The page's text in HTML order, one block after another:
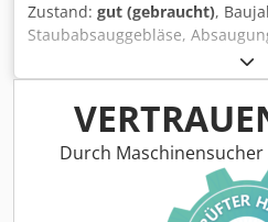
Zustand: gut (gebraucht),
Staubabsauggebläse,
Absauganlage, Staubgebläse,
Rauchgassauglüfter,
Entstaubungsanlage -
Patronenfilter -Typ: Torit
kW -Volumenlstrom: 2500 m³/h
pneumatisch -Absaug-Öffnung:
Durch